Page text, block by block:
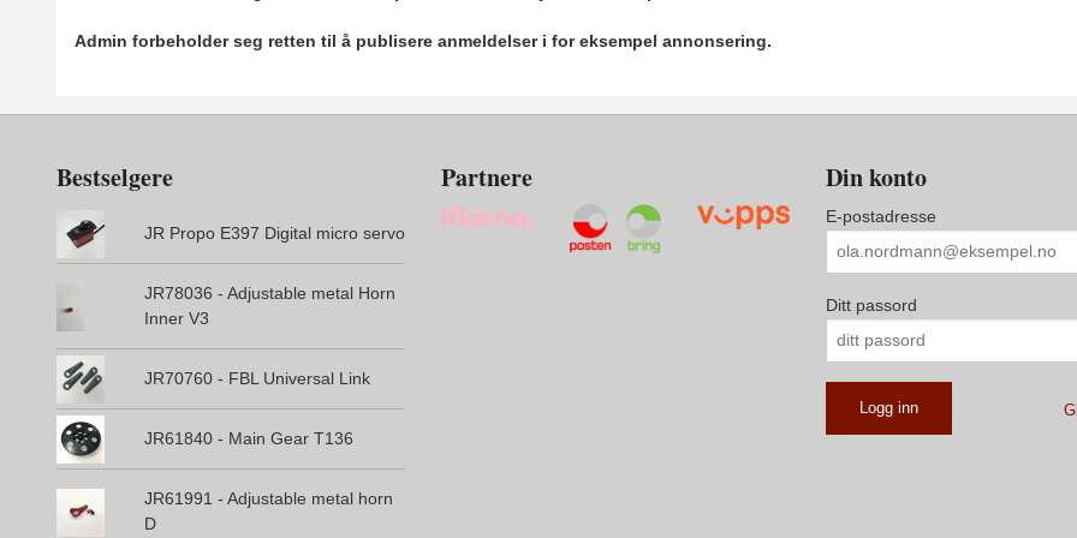
Admin forbeholder seg retten til å publisere anmeldelser i for eksempel annonsering.
Bestselgere
JR Propo E397 Digital micro servo
JR78036 - Adjustable metal Horn
Inner V3
JR70760 - FBL Universal Link
JR61840 - Main Gear T136
JR61991 - Adjustable metal horn
D
Partnere Din konto
E-postadresse
Ditt passord